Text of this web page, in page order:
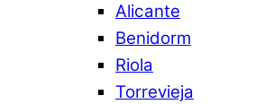
Alicante
Benidorm
Riola
Torrevieja